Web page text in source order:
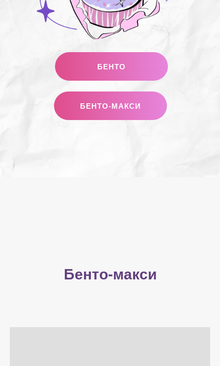
БЕНТО-МАКСИ
БЕНТО
Бенто-макси